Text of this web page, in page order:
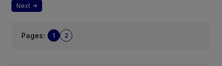
Next
Pages: 1 2